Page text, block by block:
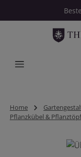
Zum Hauptinhalt
Home
Pflanzkübel &
Bildergalerie